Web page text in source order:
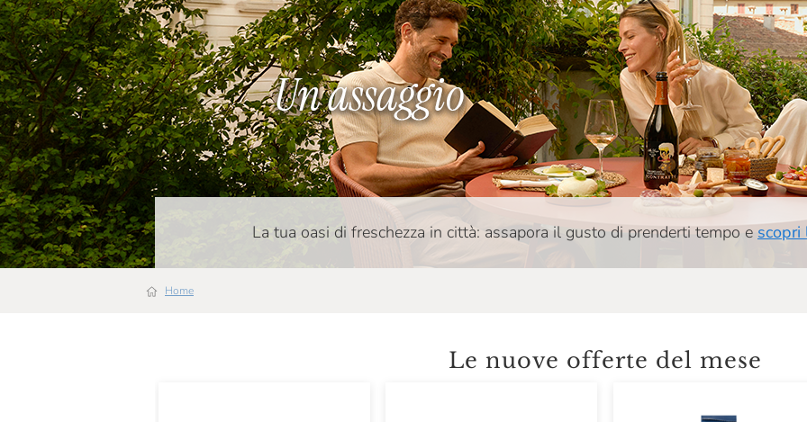
La tua oasi di freschezza in città: assapora il gusto di prenderti tempo e scopri
Home
Le nuove offerte del mese